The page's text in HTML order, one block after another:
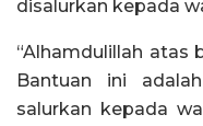
disalurkan kepada
“Alhamdulillah atas
Bantuan ini
salurkan kepada